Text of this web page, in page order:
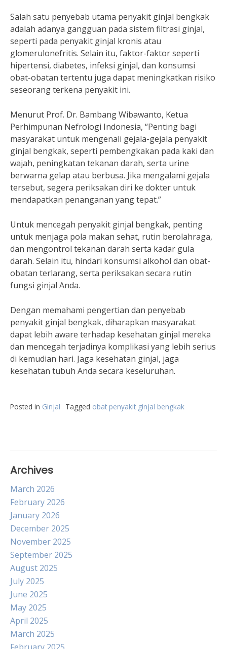
Salah satu penyebab utama penyakit ginjal bengkak
adalah adanya gangguan pada sistem filtrasi ginjal,
seperti pada penyakit ginjal kronis atau
glomerulonefritis. Selain itu, faktor-faktor seperti
hipertensi, diabetes, infeksi ginjal, dan konsumsi
obat-obatan tertentu juga dapat meningkatkan risiko
seseorang terkena penyakit ini.
Menurut Prof. Dr. Bambang Wibawanto, Ketua
Perhimpunan Nefrologi Indonesia, “Penting bagi
masyarakat untuk mengenali gejala-gejala penyakit
ginjal bengkak, seperti pembengkakan pada kaki dan
wajah, peningkatan tekanan darah, serta urine
berwarna gelap atau berbusa. Jika mengalami gejala
tersebut, segera periksakan diri ke dokter untuk
mendapatkan penanganan yang tepat.”
Untuk mencegah penyakit ginjal bengkak, penting
untuk menjaga pola makan sehat, rutin berolahraga,
dan mengontrol tekanan darah serta kadar gula
darah. Selain itu, hindari konsumsi alkohol dan obat-
obatan terlarang, serta periksakan secara rutin
fungsi ginjal Anda.
Dengan memahami pengertian dan penyebab
penyakit ginjal bengkak, diharapkan masyarakat
dapat lebih aware terhadap kesehatan ginjal mereka
dan mencegah terjadinya komplikasi yang lebih serius
di kemudian hari. Jaga kesehatan ginjal, jaga
kesehatan tubuh Anda secara keseluruhan.
Posted in Ginjal Tagged obat penyakit ginjal bengkak
Archives
March 2026
February 2026
January 2026
December 2025
November 2025
September 2025
August 2025
July 2025
June 2025
May 2025
April 2025
March 2025